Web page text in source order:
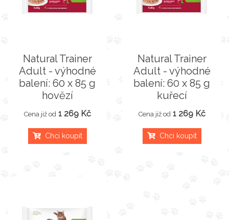
Natural Trainer
Adult - výhodné
balení: 60 x 85 g
hovězí
Cena již od 1 269 Kč
Chci koupit
Natural Trainer
Adult - výhodné
balení: 60 x 85 g
kuřecí
Cena již od 1 269 Kč
Chci koupit